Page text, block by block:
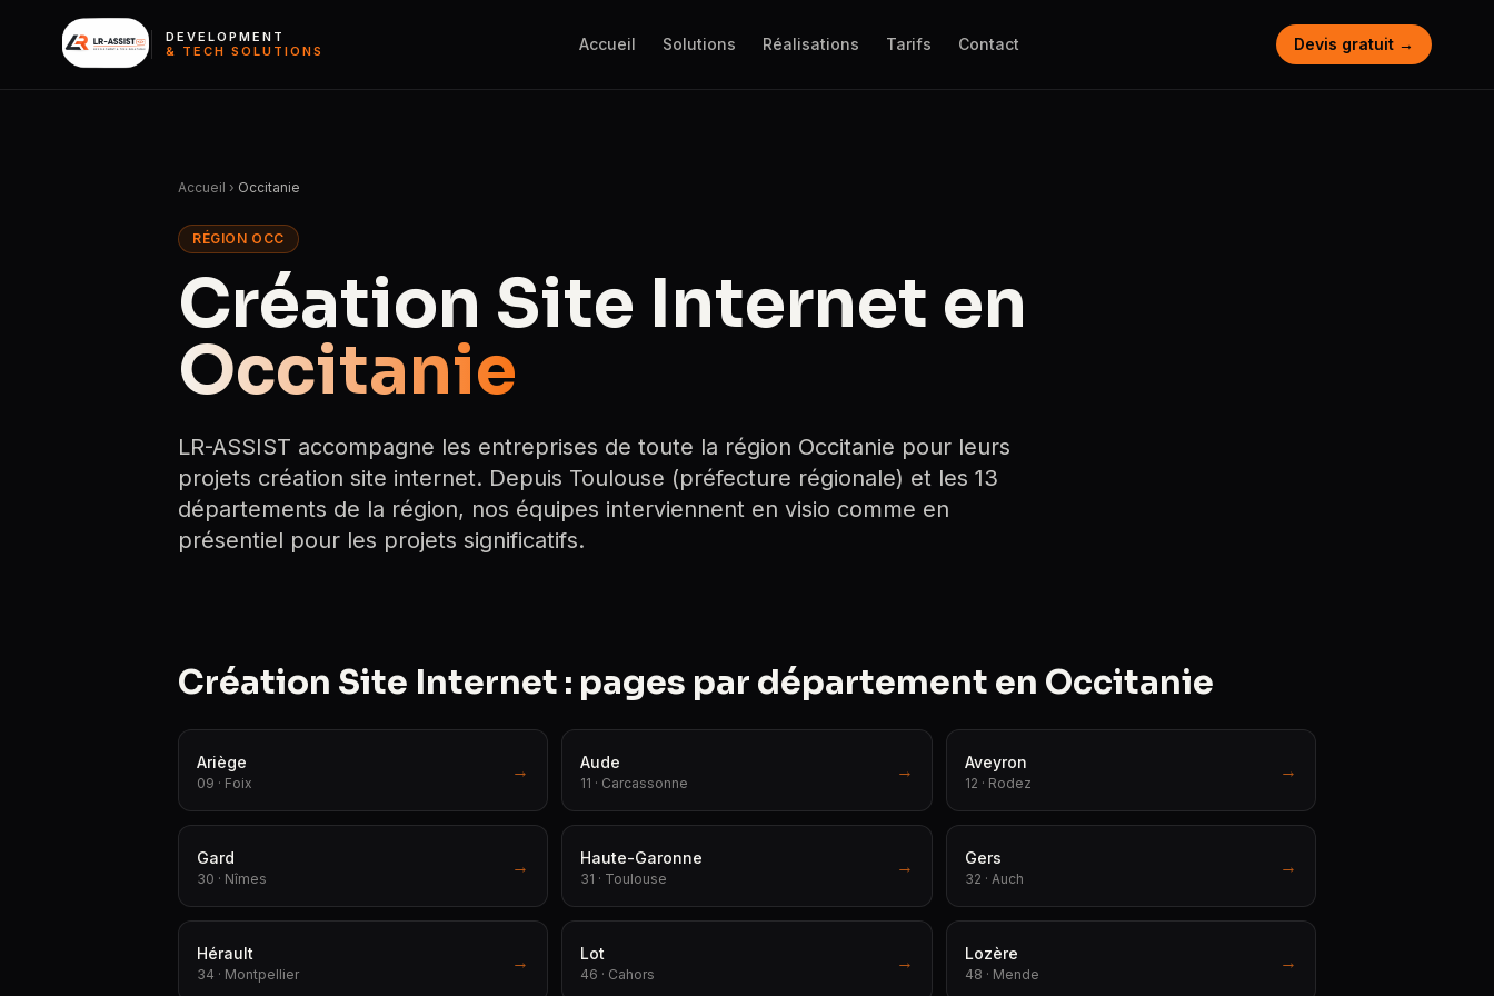
DEVELOPMENT
& TECH SOLUTIONS
Accueil Solutions Réalisations Tarifs Contact Devis gratuit →
Accueil › Occitanie
RÉGION OCC
Création Site Internet en
Occitanie
LR-ASSIST accompagne les entreprises de toute la région Occitanie pour leurs
projets création site internet. Depuis Toulouse (préfecture régionale) et les 13
départements de la région, nos équipes interviennent en visio comme en
présentiel pour les projets significatifs.
Création Site Internet : pages par département en Occitanie
Ariège
09 · Foix
→ Aude
11 · Carcassonne
→ Aveyron
12 · Rodez
→
Gard
30 · Nîmes
→ Haute-Garonne
31 · Toulouse
→ Gers
32 · Auch
→
Hérault
34 · Montpellier
→ Lot
46 · Cahors
→ Lozère
48 · Mende
→